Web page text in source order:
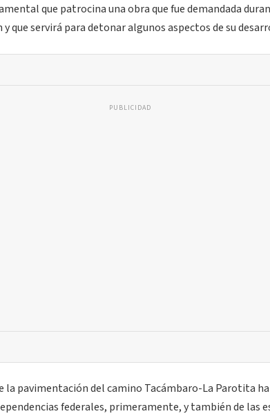
que patrocina una obra que fue demandada
que servirá para detonar algunos aspectos de su
PUBLICIDAD
la pavimentación del camino Tacámbaro-La Parotita
federales, primeramente, y también de las